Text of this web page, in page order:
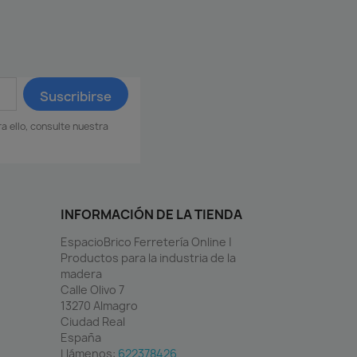
ello, consulte nuestra
INFORMACIÓN DE LA TIENDA
EspacioBrico Ferretería Online |
Productos para la industria de la
madera
Calle Olivo 7
13270 Almagro
Ciudad Real
España
Llámenos: 622378426